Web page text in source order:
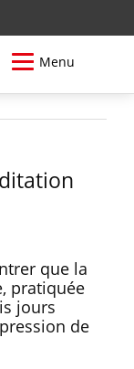
Menu
que la
pratiquée
jours
de